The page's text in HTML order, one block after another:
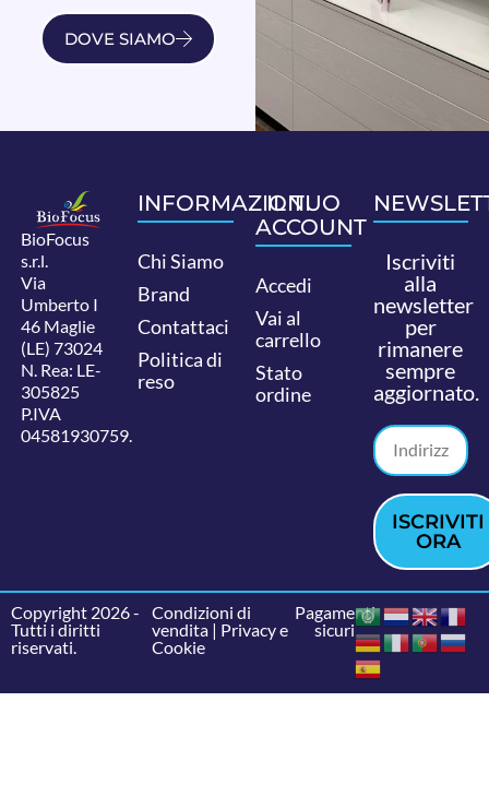
DOVE SIAMO
BioFocus
s.r.l.
Via
Umberto I
46 Maglie
(LE) 73024
N. Rea: LE-
305825
P.IVA
04581930759.
INFORMAZIONI
Chi Siamo
Brand
Contattaci
Politica di
reso
IL TUO
ACCOUNT
Accedi
Vai al
carrello
Stato
ordine
Iscriviti
alla
newsletter
per
rimanere
sempre
aggiornato.
ISCRIVITI
ORA
Copyright 2026 -
Tutti i diritti
riservati.
Condizioni di
vendita| Privacy e
Cookie
Pagamenti
sicuri